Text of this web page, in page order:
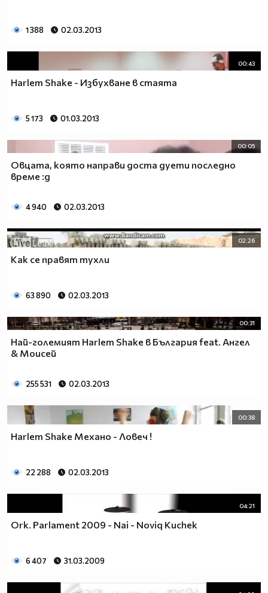
1 388 02.03.2013
00:43
Harlem Shake - Избухване в стаята
5 173 01.03.2013
00:05
Овцата, която направи доста дуети последно
време :д
4 940 02.03.2013
02:26
Как се правят тухли
63 890 02.03.2013
00:31
Най-големият Harlem Shake в България feat. Ангел
& Моисей
255 531 02.03.2013
00:38
Harlem Shake Механо - Ловеч !
22 288 02.03.2013
04:21
Ork. Parlament 2009 - Nai - Noviq Kuchek
6 407 31.03.2009